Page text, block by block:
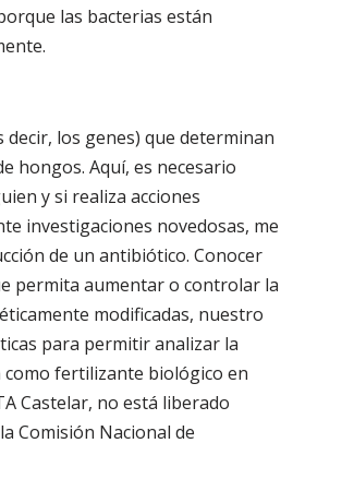
las bacterias están
decir, los genes) que determinan
hongos. Aquí, es necesario
y si realiza acciones
investigaciones novedosas, me
de un antibiótico. Conocer
permita aumentar o controlar la
modificadas, nuestro
para permitir analizar la
como fertilizante biológico en
Castelar, no está liberado
Comisión Nacional de